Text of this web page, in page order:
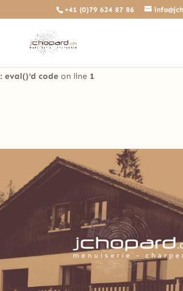
Deprecated: The predefined locally scoped
variable is deprecated, call
instead in
: eval()'d code on line 1
+41 (0)79 624 87 86